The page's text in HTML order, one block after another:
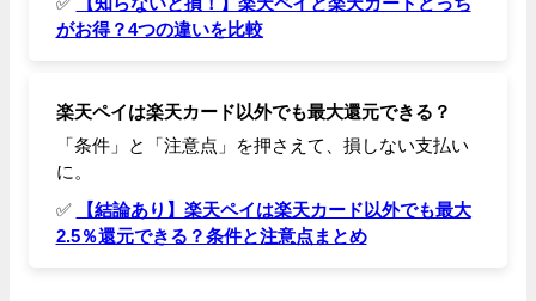
がお得？4つの違いを比較
楽天ペイは楽天カード以外でも最大還元できる？
「条件」と「注意点」を押さえて、損しない支払い
に。
✅
【結論あり】楽天ペイは楽天カード以外でも最大
2.5％還元できる？条件と注意点まとめ